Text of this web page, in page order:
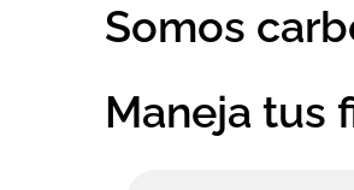
Somos
Maneja tus